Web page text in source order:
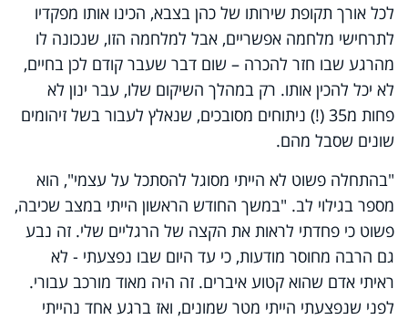
לכל אורך תקופת שירותו של כהן בצבא, הכינו אותו מפקדיו
לתרחישי מלחמה אפשריים, אבל למלחמה הזו, שנכונה לו
מהרגע שבו חזר להכרה – שום דבר שעבר קודם לכן בחיים,
לא יכל להכין אותו. רק במהלך השיקום שלו, עבר ינון לא
פחות מ35 (!) ניתוחים מסובכים, שנאלץ לעבור בשל זיהומים
שונים שסבל מהם.
"בהתחלה פשוט לא הייתי מסוגל להסתכל על עצמי", הוא
מספר בגילוי לב. "במשך החודש הראשון הייתי במצב שכיבה,
פשוט כי פחדתי לראות את הקצה של הרגליים שלי. זה נבע
גם הרבה מחוסר מודעות, כי עד היום שבו נפצעתי - לא
ראיתי אדם שהוא קטוע איברים. זה היה מאוד מורכב עבורי.
לפני שנפצעתי הייתי מטר שמונים, ואז ברגע אחד נהייתי